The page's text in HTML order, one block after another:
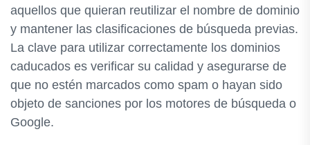
aquellos que quieran reutilizar el nombre de dominio
y mantener las clasificaciones de búsqueda previas.
La clave para utilizar correctamente los dominios
caducados es verificar su calidad y asegurarse de
que no estén marcados como spam o hayan sido
objeto de sanciones por los motores de búsqueda o
Google.